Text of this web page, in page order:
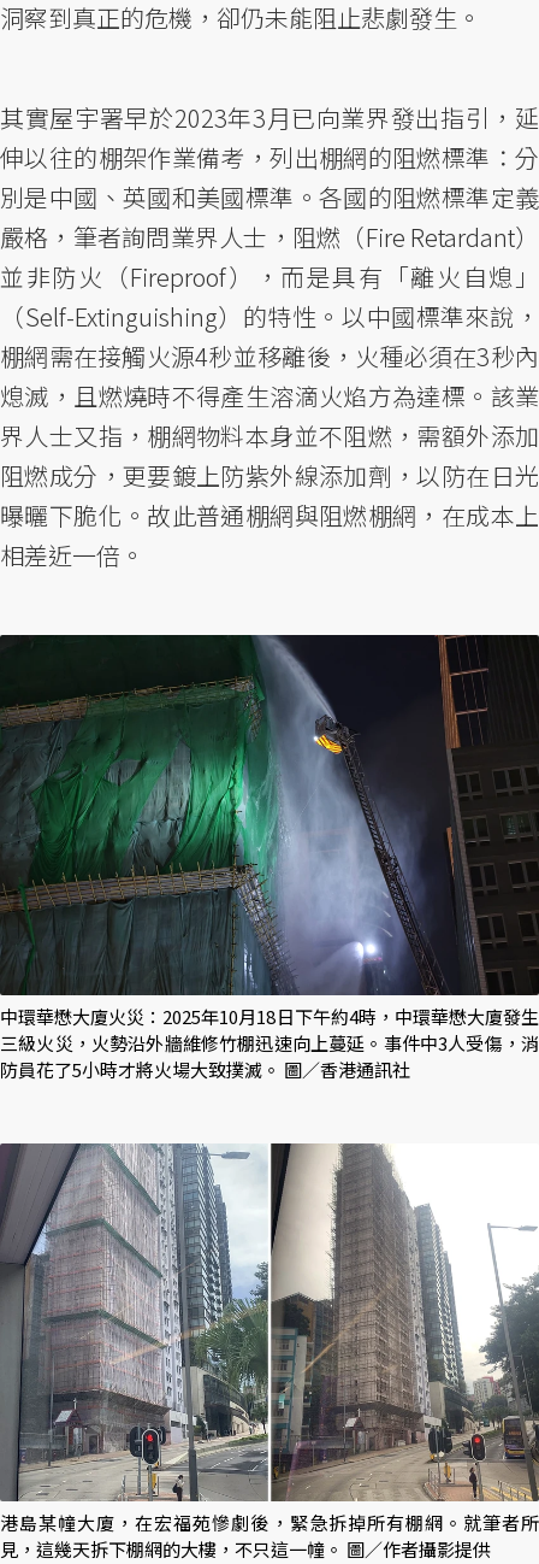
洞察到真正的危機，卻仍未能阻止悲劇發生。
其實屋宇署早於2023年3月已向業界發出指引，延
伸以往的棚架作業備考，列出棚網的阻燃標準：分
別是中國、英國和美國標準。各國的阻燃標準定義
嚴格，筆者詢問業界人士，阻燃（Fire Retardant）
並非防火（Fireproof），而是具有「離火自熄」
（Self-Extinguishing）的特性。以中國標準來說，
棚網需在接觸火源4秒並移離後，火種必須在3秒內
熄滅，且燃燒時不得產生溶滴火焰方為達標。該業
界人士又指，棚網物料本身並不阻燃，需額外添加
阻燃成分，更要鍍上防紫外線添加劑，以防在日光
曝曬下脆化。故此普通棚網與阻燃棚網，在成本上
相差近一倍。
中環華懋大廈火災：2025年10月18日下午約4時，中環華懋大廈發生
三級火災，火勢沿外牆維修竹棚迅速向上蔓延。事件中3人受傷，消
防員花了5小時才將火場大致撲滅。 圖／香港通訊社
港島某幢大廈，在宏福苑慘劇後，緊急拆掉所有棚網。就筆者所
見，這幾天拆下棚網的大樓，不只這一幢。 圖／作者攝影提供